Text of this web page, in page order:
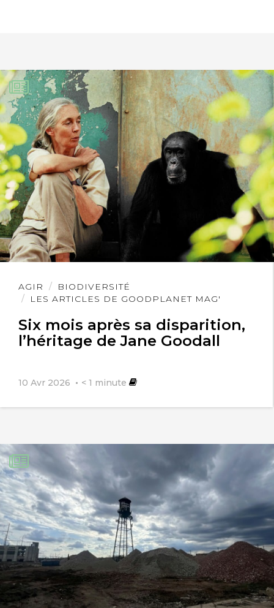
AGIR
BIODIVERSITÉ
LES ARTICLES DE GOODPLANET MAG'
Six mois après sa disparition,
l’héritage de Jane Goodall
10 Avr 2026 < 1 minute
Lire
l'article